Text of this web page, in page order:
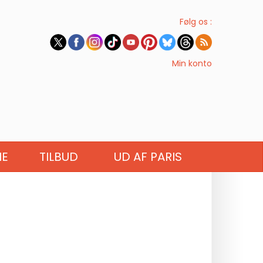
Følg os :
Min konto
TILBUD UD AF PARIS